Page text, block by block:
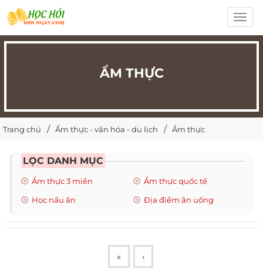
ẨM THỰC
Trang chủ Ẩm thực - văn hóa - du lịch Ẩm thực
LỌC DANH MỤC
Ẩm thực 3 miền
Ẩm thực quốc tế
Học nấu ăn
Địa điểm ăn uống
« ‹